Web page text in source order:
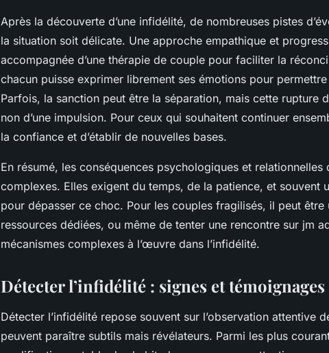
Après la découverte d’une infidélité, de nombreuses pistes
la situation soit délicate. Une approche empathique et
accompagnée d’une thérapie de couple pour faciliter la
chacun puisse exprimer librement ses émotions pour
Parfois, la sanction peut être la séparation, mais cette rupture
non d’une impulsion. Pour ceux qui souhaitent continuer
la confiance et d’établir de nouvelles bases.
En résumé, les conséquences psychologiques et relationnelles
complexes. Elles exigent du temps, de la patience, et souvent
pour dépasser ce choc. Pour les couples fragilisés, il peut
ressources dédiées, ou même de tenter une rencontre sur jm
mécanismes complexes à l’œuvre dans l’infidélité.
Détecter l’infidélité : signes et témoignages
Détecter l’infidélité repose souvent sur l’observation attentive
peuvent paraître subtils mais révélateurs. Parmi les plus